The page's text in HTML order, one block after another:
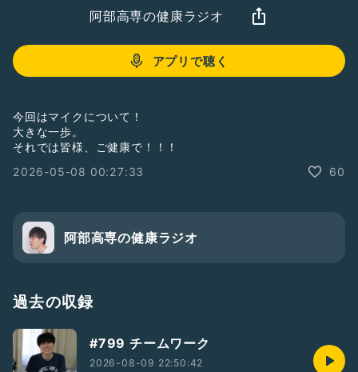
阿部高専の健康ラジオ
アプリで聴く
今回はマイクについて！
大きな一歩。
それでは皆様、ご健康で！！！
2026-05-08 00:27:33
60
阿部高専の健康ラジオ
過去の収録
#799 チームワーク
2026-08-09 22:50:42